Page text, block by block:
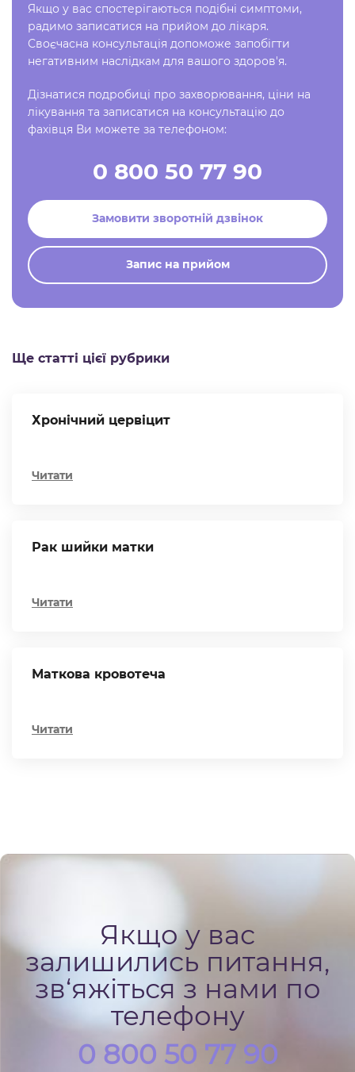
Якщо у вас спостерігаються подібні симптоми,
радимо записатися на прийом до лікаря.
Своєчасна консультація допоможе запобігти
негативним наслідкам для вашого здоров'я.
Дізнатися подробиці про захворювання, ціни на
лікування та записатися на консультацію до
фахівця Ви можете за телефоном:
0 800 50 77 90
Замовити зворотній дзвінок
Запис на прийом
Ще статті цієї рубрики
Хронічний цервіцит
Читати
Рак шийки матки
Читати
Маткова кровотеча
Читати
Якщо у вас
залишились питання,
зв‘яжіться з нами по
телефону
0 800 50 77 90